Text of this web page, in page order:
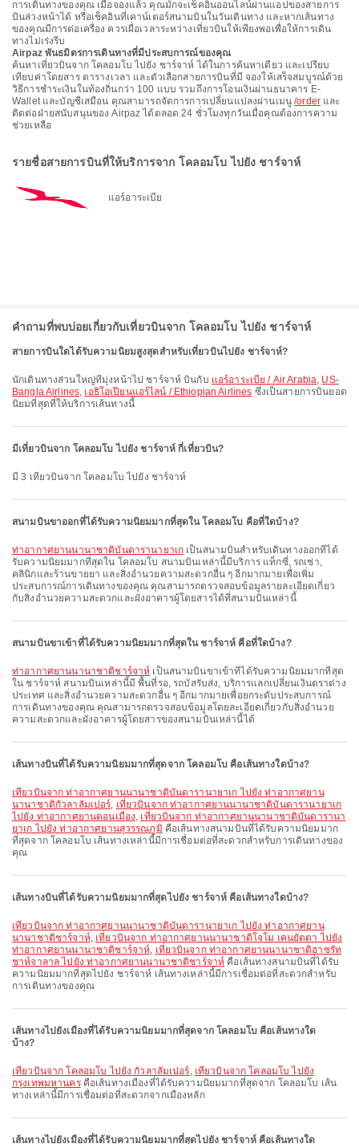
การเดินทางของคุณ เมื่อจองแล้ว คุณมักจะเช็คอินออนไลน์ผ่านแอปของสายการ
บินล่วงหน้าได้ หรือเช็คอินที่เคาน์เตอร์สนามบินในวันเดินทาง และหากเส้นทาง
ของคุณมีการต่อเครื่อง ควรเผื่อเวลาระหว่างเที่ยวบินให้เพียงพอเพื่อให้การเดิน
ทางไม่เร่งรีบ
Airpaz พันธมิตรการเดินทางที่มีประสบการณ์ของคุณ
ค้นหาเที่ยวบินจาก โคลอมโบ ไปยัง ชาร์จาห์ ได้ในการค้นหาเดียว และเปรียบ
เทียบค่าโดยสาร ตารางเวลา และตัวเลือกสายการบินที่มี จองให้เสร็จสมบูรณ์ด้วย
วิธีการชำระเงินในท้องถิ่นกว่า 100 แบบ รวมถึงการโอนเงินผ่านธนาคาร E-
Wallet และบัญชีเสมือน คุณสามารถจัดการการเปลี่ยนแปลงผ่านเมนู/orderและ
ติดต่อฝ่ายสนับสนุนของ Airpaz ได้ตลอด 24 ชั่วโมงทุกวันเมื่อคุณต้องการความ
ช่วยเหลือ
รายชื่อสายการบินที่ให้บริการจาก โคลอมโบ ไปยัง ชาร์จาห์
แอร์อาระเบีย
คำถามที่พบบ่อยเกี่ยวกับเที่ยวบินจาก โคลอมโบ ไปยัง ชาร์จาห์
สายการบินใดได้รับความนิยมสูงสุดสำหรับเที่ยวบินไปยัง ชาร์จาห์?
นักเดินทางส่วนใหญ่ที่มุ่งหน้าไป ชาร์จาห์ บินกับ แอร์อาระเบีย / Air Arabia, US-
Bangla Airlines, เอธิโอเปียนแอร์ไลน์ / Ethiopian Airlines ซึ่งเป็นสายการบินยอด
นิยมที่สุดที่ให้บริการเส้นทางนี้
มีเที่ยวบินจาก โคลอมโบ ไปยัง ชาร์จาห์ กี่เที่ยวบิน?
มี 3 เที่ยวบินจาก โคลอมโบ ไปยัง ชาร์จาห์
สนามบินขาออกที่ได้รับความนิยมมากที่สุดใน โคลอมโบ คือที่ใดบ้าง?
ท่าอากาศยานนานาชาติบันดารานายาเก เป็นสนามบินสำหรับเดินทางออกที่ได้
รับความนิยมมากที่สุดใน โคลอมโบ สนามบินเหล่านี้มีบริการ แท็กซี่, รถเช่า,
คลินิกและร้านขายยา และสิ่งอำนวยความสะดวกอื่น ๆ อีกมากมายเพื่อเพิ่ม
ประสบการณ์การเดินทางของคุณ คุณสามารถตรวจสอบข้อมูลรายละเอียดเกี่ยว
กับสิ่งอำนวยความสะดวกและผังอาคารผู้โดยสารได้ที่สนามบินเหล่านี้
สนามบินขาเข้าที่ได้รับความนิยมมากที่สุดใน ชาร์จาห์ คือที่ใดบ้าง?
ท่าอากาศยานนานาชาติชาร์จาห์ เป็นสนามบินขาเข้าที่ได้รับความนิยมมากที่สุด
ใน ชาร์จาห์ สนามบินเหล่านี้มี พื้นที่รอ, รถบัสรับส่ง, บริการแลกเปลี่ยนเงินตราต่าง
ประเทศ และสิ่งอำนวยความสะดวกอื่น ๆ อีกมากมายเพื่อยกระดับประสบการณ์
การเดินทางของคุณ คุณสามารถตรวจสอบข้อมูลโดยละเอียดเกี่ยวกับสิ่งอำนวย
ความสะดวกและผังอาคารผู้โดยสารของสนามบินเหล่านี้ได้
เส้นทางบินที่ได้รับความนิยมมากที่สุดจาก โคลอมโบ คือเส้นทางใดบ้าง?
เที่ยวบินจาก ท่าอากาศยานนานาชาติบันดารานายาเก ไปยัง ท่าอากาศยาน
นานาชาติกัวลาลัมเปอร์, เที่ยวบินจาก ท่าอากาศยานนานาชาติบันดารานายาเก
ไปยัง ท่าอากาศยานดอนเมือง, เที่ยวบินจาก ท่าอากาศยานนานาชาติบันดารานา
ยาเก ไปยัง ท่าอากาศยานสุวรรณภูมิ คือเส้นทางสนามบินที่ได้รับความนิยมมาก
ที่สุดจาก โคลอมโบ เส้นทางเหล่านี้มีการเชื่อมต่อที่สะดวกสำหรับการเดินทางของ
คุณ
เส้นทางบินที่ได้รับความนิยมมากที่สุดไปยัง ชาร์จาห์ คือเส้นทางใดบ้าง?
เที่ยวบินจาก ท่าอากาศยานนานาชาติบันดารานายาเก ไปยัง ท่าอากาศยาน
นานาชาติชาร์จาห์, เที่ยวบินจาก ท่าอากาศยานนานาชาติโจโม เคนยัตตา ไปยัง
ท่าอากาศยานนานาชาติชาร์จาห์, เที่ยวบินจาก ท่าอากาศยานนานาชาติฮาซรัท
ชาห์จาลาล ไปยัง ท่าอากาศยานนานาชาติชาร์จาห์ คือเส้นทางสนามบินที่ได้รับ
ความนิยมมากที่สุดไปยัง ชาร์จาห์ เส้นทางเหล่านี้มีการเชื่อมต่อที่สะดวกสำหรับ
การเดินทางของคุณ
เส้นทางไปยังเมืองที่ได้รับความนิยมมากที่สุดจาก โคลอมโบ คือเส้นทางใด
บ้าง?
เที่ยวบินจาก โคลอมโบ ไปยัง กัวลาลัมเปอร์, เที่ยวบินจาก โคลอมโบ ไปยัง
กรุงเทพมหานครคือเส้นทางเมืองที่ได้รับความนิยมมากที่สุดจาก โคลอมโบ เส้น
ทางเหล่านี้มีการเชื่อมต่อที่สะดวกจากเมืองหลัก
เส้นทางไปยังเมืองที่ได้รับความนิยมมากที่สุดไปยัง ชาร์จาห์ คือเส้นทางใด